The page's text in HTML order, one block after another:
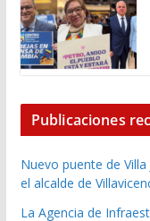
Publicaciones
Nuevo puente de
el alcalde de
La Agencia de